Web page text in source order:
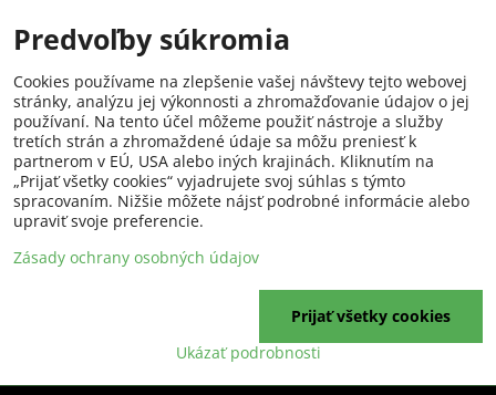
Predvoľby súkromia
Cookies používame na zlepšenie vašej návštevy tejto webovej
stránky, analýzu jej výkonnosti a zhromažďovanie údajov o jej
používaní. Na tento účel môžeme použiť nástroje a služby
tretích strán a zhromaždené údaje sa môžu preniesť k
partnerom v EÚ, USA alebo iných krajinách. Kliknutím na
„Prijať všetky cookies“ vyjadrujete svoj súhlas s týmto
spracovaním. Nižšie môžete nájsť podrobné informácie alebo
upraviť svoje preferencie.
Zásady ochrany osobných údajov
Ukázať podrobnosti
Prijať všetky cookies